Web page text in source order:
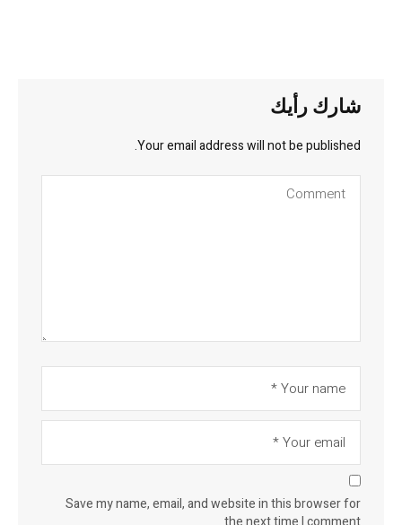
شارك رأيك
Your email address will not be published.
Save my name, email, and website in this browser for